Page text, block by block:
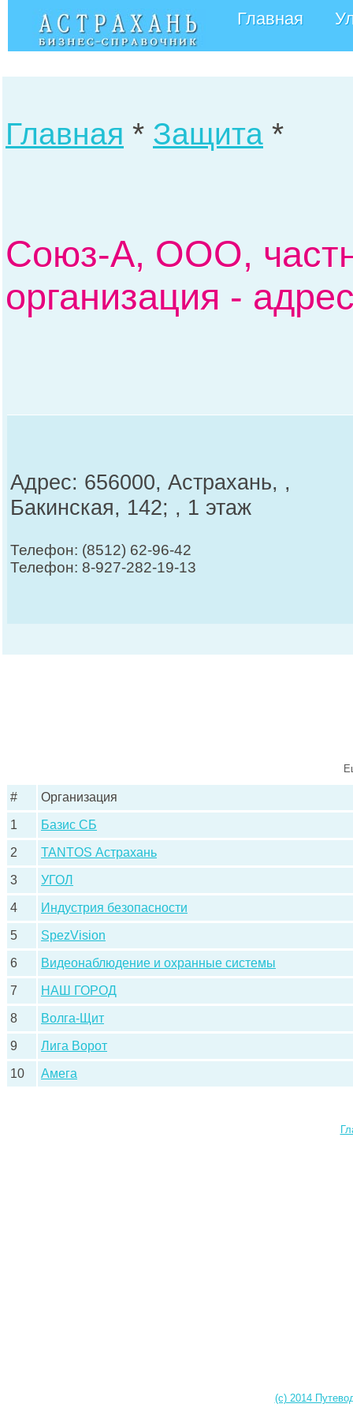
Главная
Главная * Защита *
Союз-А, ООО,
организация -
Адрес: 656000, Астрахань, ,
Бакинская, 142; , 1 этаж
Телефон: (8512) 62-96-42
Телефон: 8-927-282-19-13
# Организация
1 Базис СБ
2 TANTOS Астрахань
3 УГОЛ
4 Индустрия безопасности
5 SpezVision
6 Видеонаблюдение и охранные системы
7 НАШ ГОРОД
8 Волга-Щит
9 Лига Ворот
10 Амега
(c) 2014